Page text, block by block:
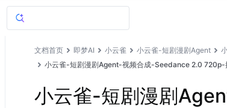
文档首页 即梦AI 小云雀 小云雀-短剧漫剧Agent
小云雀-短剧漫剧Agent-视频合成-Seedance 2.0 720p-
小云雀-短剧漫剧